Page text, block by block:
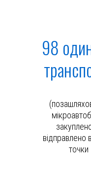
98
відправлено
точки